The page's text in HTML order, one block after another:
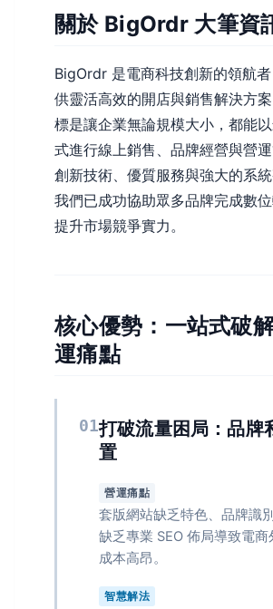
關於 BigOrdr 大筆資
BigOrdr 是電商科技創新的領航
供靈活高效的開店與銷售解決方
標是讓企業無論規模大小，都能
式進行線上銷售、品牌經營與營
創新技術、優質服務與強大的系統
我們已成功協助眾多品牌完成數
提升市場競爭實力。
核心優勢：一站式破
運痛點
01打破流量困局：品牌
置
營運痛點
套版網站缺乏特色、品牌識
缺乏專業 SEO 佈局導致電商
成本高昂。
智慧解法